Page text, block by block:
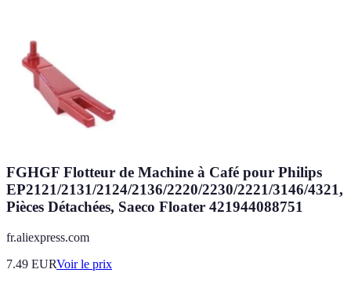
FGHGF Flotteur de Machine à Café pour Philips
EP2121/2131/2124/2136/2220/2230/2221/3146/4321,
Pièces Détachées, Saeco Floater 421944088751
fr.aliexpress.com
7.49 EURVoir le prix